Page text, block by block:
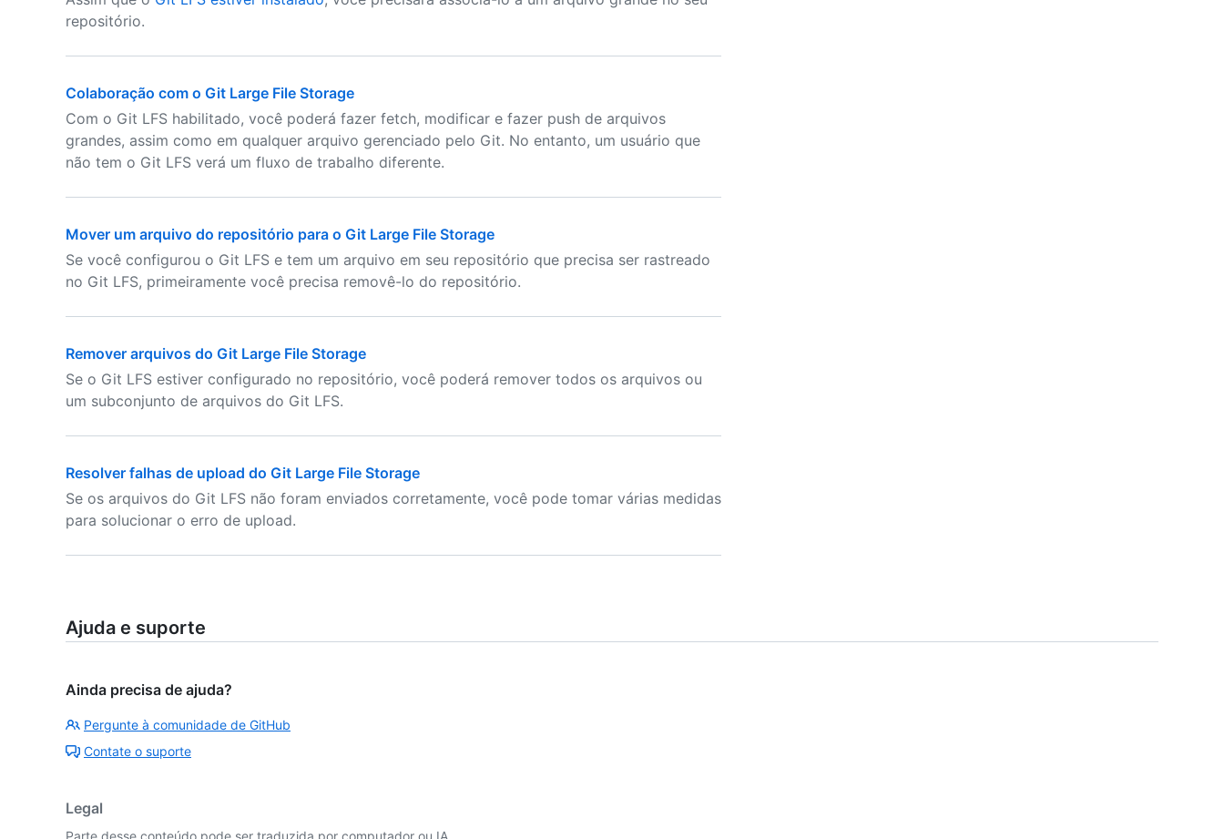
repositório.
Colaboração com o Git Large File Storage
Com o Git LFS habilitado, você poderá fazer fetch, modificar e fazer push de arquivos
grandes, assim como em qualquer arquivo gerenciado pelo Git. No entanto, um usuário que
não tem o Git LFS verá um fluxo de trabalho diferente.
Mover um arquivo do repositório para o Git Large File Storage
Se você configurou o Git LFS e tem um arquivo em seu repositório que precisa ser rastreado
no Git LFS, primeiramente você precisa removê-lo do repositório.
Remover arquivos do Git Large File Storage
Se o Git LFS estiver configurado no repositório, você poderá remover todos os arquivos ou
um subconjunto de arquivos do Git LFS.
Resolver falhas de upload do Git Large File Storage
Se os arquivos do Git LFS não foram enviados corretamente, você pode tomar várias medidas
para solucionar o erro de upload.
Ajuda e suporte
Ainda precisa de ajuda?
Pergunte à comunidade de GitHub
Contate o suporte
Legal
Parte desse conteúdo pode ser traduzida por computador ou IA.